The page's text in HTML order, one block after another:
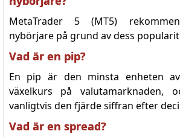
MetaTrader 5 (MT5)
nybörjare på grund av dess
Vad är en pip?
En pip är den minsta enheten
växelkurs på valutamarknaden,
vanligtvis den fjärde siffran efter
Vad är en spread?